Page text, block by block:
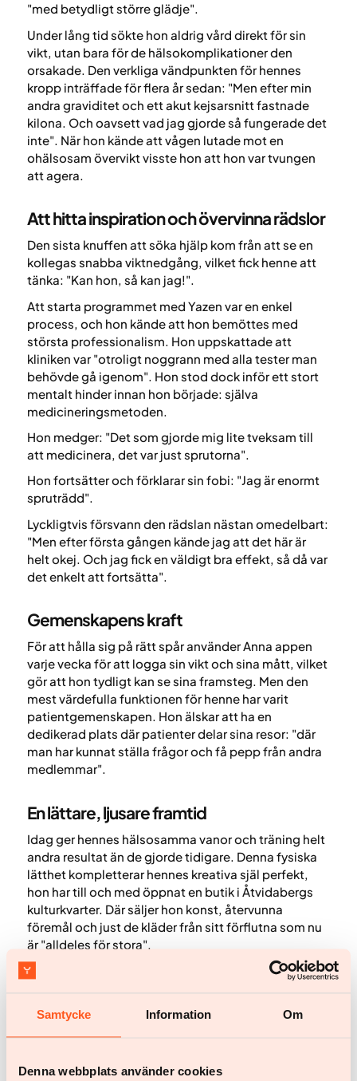
Samtycke Information Om
Denna webbplats använder cookies
"med betydligt större glädje".
Under lång tid sökte hon aldrig vård direkt för sin
vikt, utan bara för de hälsokomplikationer den
orsakade. Den verkliga vändpunkten för hennes
kropp inträffade för flera år sedan: "Men efter min
andra graviditet och ett akut kejsarsnitt fastnade
kilona. Och oavsett vad jag gjorde så fungerade det
inte". När hon kände att vågen lutade mot en
ohälsosam övervikt visste hon att hon var tvungen
att agera.
Att hitta inspiration och övervinna rädslor
Den sista knuffen att söka hjälp kom från att se en
kollegas snabba viktnedgång, vilket fick henne att
tänka: "Kan hon, så kan jag!".
Att starta programmet med Yazen var en enkel
process, och hon kände att hon bemöttes med
största professionalism. Hon uppskattade att
kliniken var "otroligt noggrann med alla tester man
behövde gå igenom". Hon stod dock inför ett stort
mentalt hinder innan hon började: själva
medicineringsmetoden.
Hon medger: "Det som gjorde mig lite tveksam till
att medicinera, det var just sprutorna".
Hon fortsätter och förklarar sin fobi: "Jag är enormt
spruträdd".
Lyckligtvis försvann den rädslan nästan omedelbart:
"Men efter första gången kände jag att det här är
helt okej. Och jag fick en väldigt bra effekt, så då var
det enkelt att fortsätta".
Gemenskapens kraft
För att hålla sig på rätt spår använder Anna appen
varje vecka för att logga sin vikt och sina mått, vilket
gör att hon tydligt kan se sina framsteg. Men den
mest värdefulla funktionen för henne har varit
patientgemenskapen. Hon älskar att ha en
dedikerad plats där patienter delar sina resor: "där
man har kunnat ställa frågor och få pepp från andra
medlemmar".
En lättare, ljusare framtid
Idag ger hennes hälsosamma vanor och träning helt
andra resultat än de gjorde tidigare. Denna fysiska
lätthet kompletterar hennes kreativa själ perfekt,
hon har till och med öppnat en butik i Åtvidabergs
kulturkvarter. Där säljer hon konst, återvunna
föremål och just de kläder från sitt förflutna som nu
är "alldeles för stora".
Hon sammanfattar sin förvandling på ett vackert
den där ryggsäcken på 32,5 kilo".
överväger programmet är att ta chansen och testa